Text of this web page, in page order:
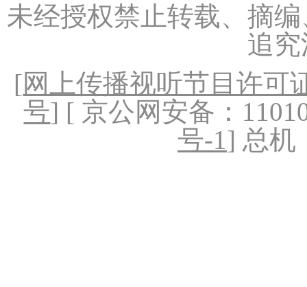
未经授权禁止转载、摘
追
[网上传播视听节目许可
号] [ 京公网安备：
号-1] 总机